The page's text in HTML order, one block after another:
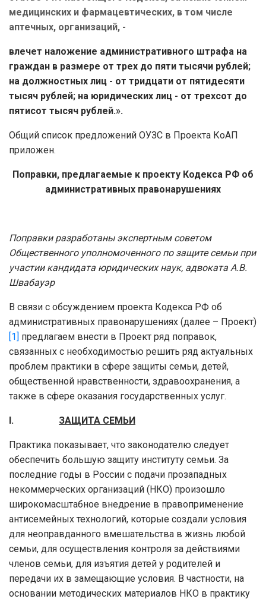
медицинских и фармацевтических, в том числе
аптечных, организаций, -
влечет наложение административного штрафа на
граждан в размере от трех до пяти тысячи рублей;
на должностных лиц - от тридцати от пятидесяти
тысяч рублей; на юридических лиц - от трехсот до
пятисот тысяч рублей.».
Общий список предложений ОУЗС в Проекта КоАП
приложен.
Поправки, предлагаемые к проекту Кодекса РФ об
административных правонарушениях
Поправки разработаны экспертным советом
Общественного уполномоченного по защите семьи при
участии кандидата юридических наук, адвоката А.В.
Швабауэр
В связи с обсуждением проекта Кодекса РФ об
административных правонарушениях (далее – Проект)
[1] предлагаем внести в Проект ряд поправок,
связанных с необходимостью решить ряд актуальных
проблем практики в сфере защиты семьи, детей,
общественной нравственности, здравоохранения, а
также в сфере оказания государственных услуг.
I. ЗАЩИТА СЕМЬИ
Практика показывает, что законодателю следует
обеспечить большую защиту институту семьи. За
последние годы в России с подачи прозападных
некоммерческих организаций (НКО) произошло
широкомасштабное внедрение в правоприменение
антисемейных технологий, которые создали условия
для неоправданного вмешательства в жизнь любой
семьи, для осуществления контроля за действиями
членов семьи, для изъятия детей у родителей и
передачи их в замещающие условия. В частности, на
основании методических материалов НКО в практику